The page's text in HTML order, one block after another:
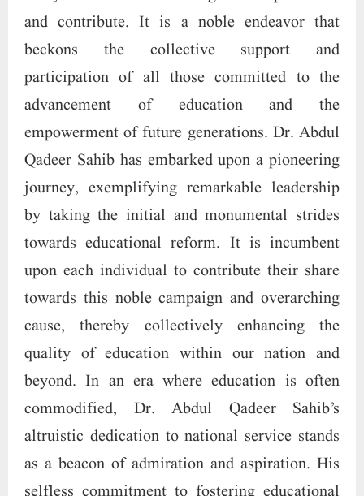
and contribute. It is a noble endeavor that
beckons the collective support and
participation of all those committed to the
advancement of education and the
empowerment of future generations. Dr. Abdul
Qadeer Sahib has embarked upon a pioneering
journey, exemplifying remarkable leadership
by taking the initial and monumental strides
towards educational reform. It is incumbent
upon each individual to contribute their share
towards this noble campaign and overarching
cause, thereby collectively enhancing the
quality of education within our nation and
beyond. In an era where education is often
commodified, Dr. Abdul Qadeer Sahib’s
altruistic dedication to national service stands
as a beacon of admiration and aspiration. His